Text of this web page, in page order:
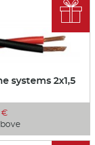
systems 2x1,5
€
